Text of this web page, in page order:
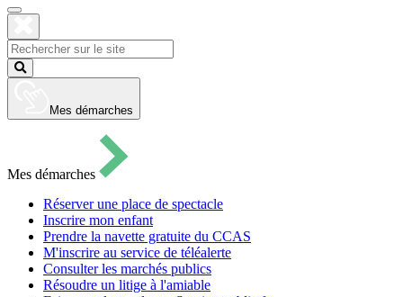
Cliquer
ouvrir
le
formulaire
Fermer
la
recherche
la
Mes démarches
Mes démarches
Réserver une place de spectacle
Inscrire mon enfant
Prendre la navette gratuite du CCAS
M'inscrire au service de téléalerte
Consulter les marchés publics
Résoudre un litige à l'amiable